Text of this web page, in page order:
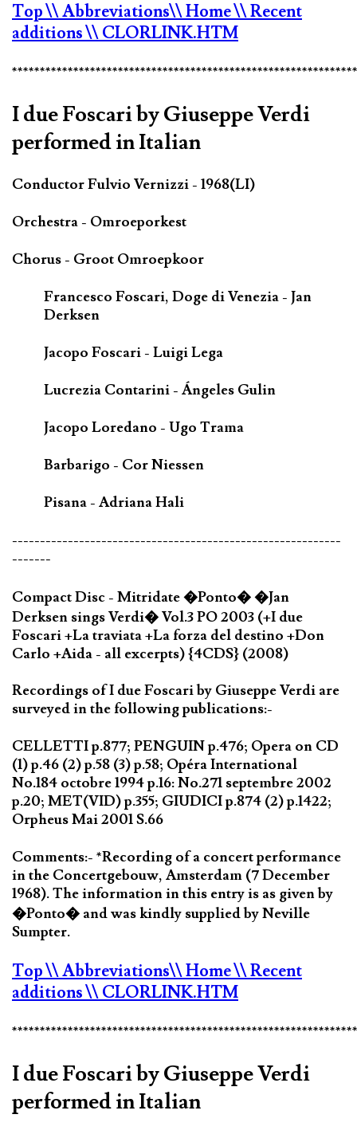
Top\\ Abbreviations\\ Home\\ Recent
additions\\ CLORLINK.HTM
I due Foscari by Giuseppe Verdi
performed in Italian
Conductor Fulvio Vernizzi - 1968(LI)
Orchestra - Omroeporkest
Chorus - Groot Omroepkoor
Francesco Foscari, Doge di Venezia - Jan
Derksen
Jacopo Foscari - Luigi Lega
Lucrezia Contarini - Ángeles Gulin
Jacopo Loredano - Ugo Trama
Barbarigo - Cor Niessen
Pisana - Adriana Hali
-----------------------------------------------------------
-------
Compact Disc - Mitridate �Ponto� �Jan
Derksen sings Verdi� Vol.3 PO 2003 (+I due
Foscari +La traviata +La forza del destino +Don
Carlo +Aida - all excerpts) {4CDS} (2008)
Recordings of I due Foscari by Giuseppe Verdi are
surveyed in the following publications:-
CELLETTI p.877; PENGUIN p.476; Opera on CD
(1) p.46 (2) p.58 (3) p.58; Opéra International
No.184 octobre 1994 p.16: No.271 septembre 2002
p.20; MET(VID) p.355; GIUDICI p.874 (2) p.1422;
Orpheus Mai 2001 S.66
Comments:- *Recording of a concert performance
in the Concertgebouw, Amsterdam (7 December
1968). The information in this entry is as given by
�Ponto� and was kindly supplied by Neville
Sumpter.
Top\\ Abbreviations\\ Home\\ Recent
additions\\ CLORLINK.HTM
I due Foscari by Giuseppe Verdi
performed in Italian